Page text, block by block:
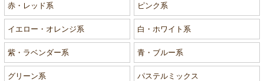
赤・レッド系 ピンク系
イエロー・オレンジ系 白・ホワイト系
紫・ラベンダー系 青・ブルー系
グリーン系 パステルミックス